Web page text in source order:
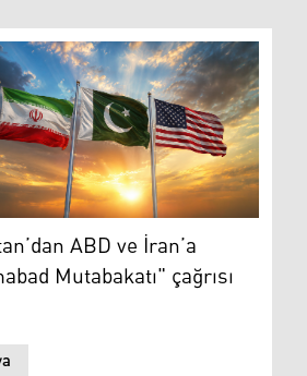
İslamabad'a iletilecek
ABD ve İran’a "İslamabad
ABD ve İran’a
Mutabakatı" çağrısı